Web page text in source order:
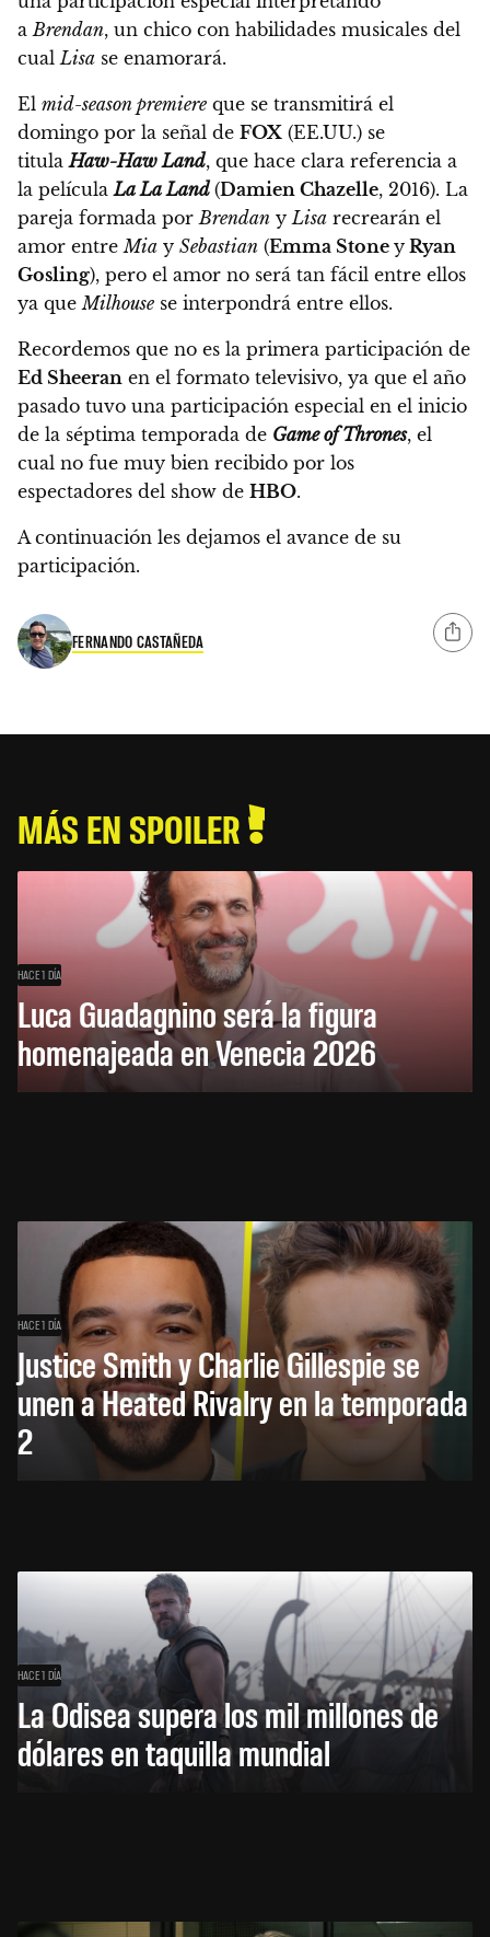
aBrendan, un chico con habilidades musicales del
cualLisa se enamorará.
El mid-season premiere que se transmitirá el
domingo por la señal de FOX (EE.UU.) se
titulaHaw-Haw Land, que hace clara referencia a
la películaLa La Land (Damien Chazelle, 2016). La
pareja formada porBrendan yLisa recrearán el
amor entreMia y Sebastian (Emma Stone y Ryan
Gosling), pero el amor no será tan fácil entre ellos
ya queMilhouse se interpondrá entre ellos.
Recordemos que no es la primera participación de
Ed Sheeran en el formato televisivo, ya que el año
pasado tuvo una participación especial en el inicio
de la séptima temporada de Game of Thrones, el
cual no fue muy bien recibido por los
espectadores del show de HBO.
A continuación les dejamos el avance de su
participación.
FERNANDO CASTAÑEDA
MÁS EN SPOILER
HACE 1 DÍA
Luca Guadagnino será la figura
homenajeada en Venecia 2026
HACE 1 DÍA
Justice Smith y Charlie Gillespie se
unen a Heated Rivalry en la temporada
2
HACE 1 DÍA
La Odisea supera los mil millones de
dólares en taquilla mundial